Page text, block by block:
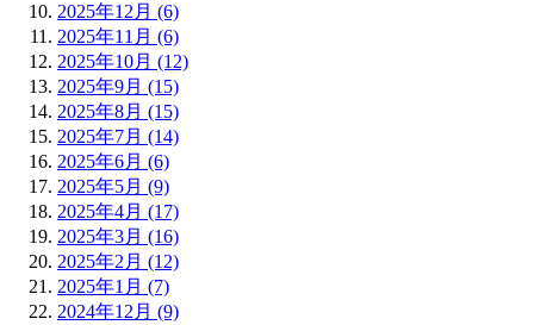
2025年12月 (6)
2025年11月 (6)
2025年10月 (12)
2025年9月 (15)
2025年8月 (15)
2025年7月 (14)
2025年6月 (6)
2025年5月 (9)
2025年4月 (17)
2025年3月 (16)
2025年2月 (12)
2025年1月 (7)
2024年12月 (9)